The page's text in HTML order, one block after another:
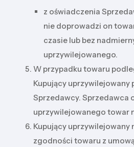
z oświadczenia
nie doprowadzi on
czasie lub bez
uprzywilejowanego.
W przypadku towaru
Kupujący
Sprzedawcy. Sprzedawca
uprzywilejowanego towar
Kupujący uprzywilejowany
zgodności towaru z